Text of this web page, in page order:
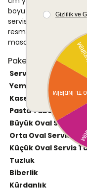
boyut aralığı
servisi için elverişlidir.
resmi davetlerde, özel
masalarında da
Paket İçeriği
Servis Tabağı
Yemek Tabağı
Kase
Pasta Tabağı
Büyük Oval Servis
Orta Oval Servis
Küçük Oval Servis
Tuzluk
Biberlik
Kürdanlık